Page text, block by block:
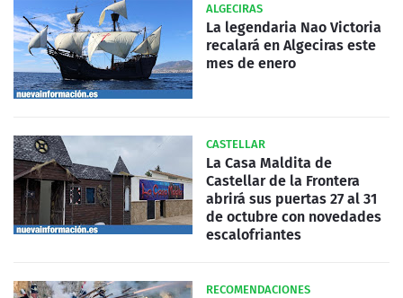
ALGECIRAS
La legendaria Nao Victoria
recalará en Algeciras este
mes de enero
CASTELLAR
La Casa Maldita de
Castellar de la Frontera
abrirá sus puertas 27 al 31
de octubre con novedades
escalofriantes
RECOMENDACIONES